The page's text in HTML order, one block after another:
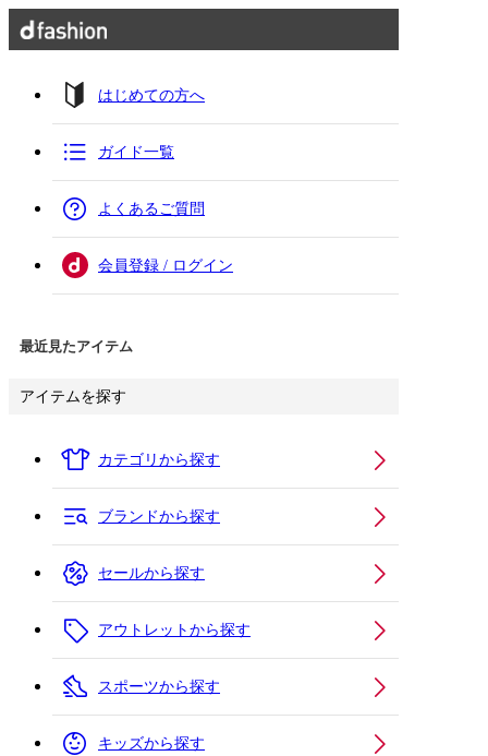
はじめての方へ
ガイド一覧
よくあるご質問
会員登録 / ログイン
最近見たアイテム
アイテムを探す
カテゴリから探す
ブランドから探す
セールから探す
アウトレットから探す
スポーツから探す
キッズから探す